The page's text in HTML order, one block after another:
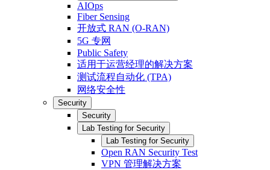
AIOps
Fiber Sensing
开放式 RAN (O-RAN)
5G 专网
Public Safety
适用于运营经理的解决方案
测试流程自动化 (TPA)
网络安全性
Security
Security
Lab Testing for Security
Lab Testing for Security
Open RAN Security Test
VPN 管理解决方案